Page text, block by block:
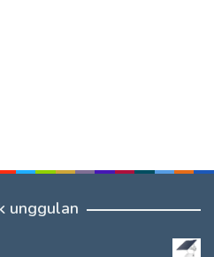
unggulan